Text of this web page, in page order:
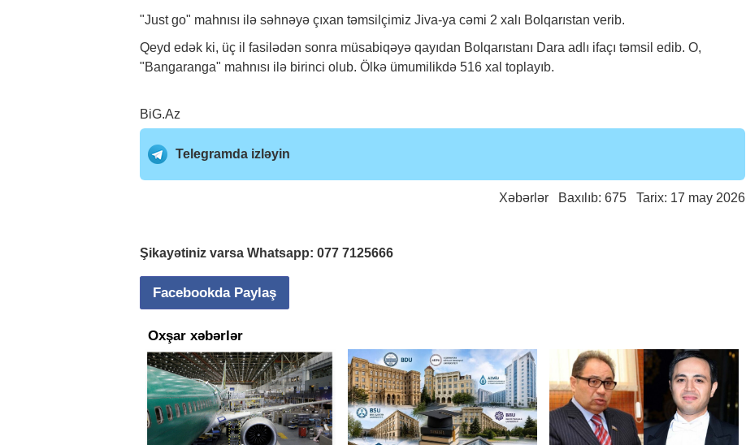
"Just go" mahnısı ilə səhnəyə çıxan təmsilçimiz Jiva-ya cəmi 2 xalı Bolqarıstan verib.
Qeyd edək ki, üç il fasilədən sonra müsabiqəyə qayıdan Bolqarıstanı Dara adlı ifaçı təmsil edib. O,
"Bangaranga" mahnısı ilə birinci olub. Ölkə ümumilikdə 516 xal toplayıb.
BiG.Az
Telegramda izləyin
Xəbərlər Baxılıb: 675 Tarix: 17 may 2026
Şikayətiniz varsa Whatsapp: 077 7125666
Facebookda Paylaş
Oxşar xəbərlər